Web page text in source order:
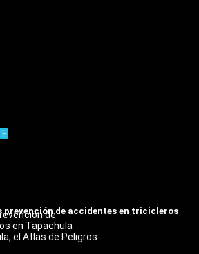
prevención de accidentes en tricicleros
de
en Tapachula
el Atlas de Peligros